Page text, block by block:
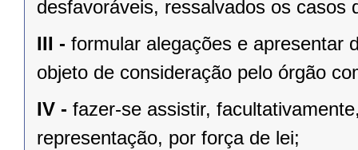
desfavoráveis, ressalvados os casos
III - formular alegações e apresentar
objeto de consideração pelo órgão
IV - fazer-se assistir,
representação, por força de lei;